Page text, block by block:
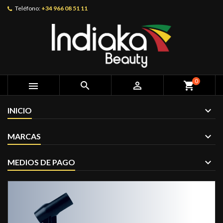
Teléfono: +34 966 08 51 11
   shopping_cart0
INICIO
MARCAS
MEDIOS DE PAGO